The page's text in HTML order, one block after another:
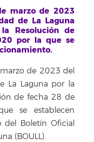
marzo de 2023
de La Laguna
Resolución de
por la que se
de 2023 del
La Laguna por la
de fecha 28 de
se establecen
Boletín Oficial
(BOULL).